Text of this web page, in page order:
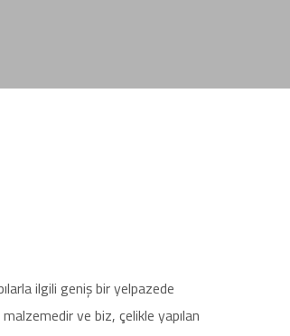
ilgili geniş bir yelpazede
ve biz, çelikle yapılan